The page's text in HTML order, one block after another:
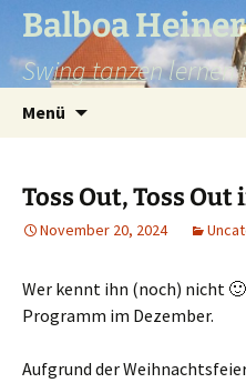
Balboa Heiner
Swing tanzen
Menü
Toss Out, Toss Out
November 20, 2024
Wer kennt ihn (noch) nicht
Programm im Dezember.
Aufgrund der